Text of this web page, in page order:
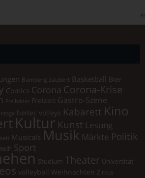
Bamberg zaubert Basketball Bier
Comics Corona Corona-Krise
Freibäder Freizeit Gastro-Szene
heitec volleys Kabarett Kino
Kultur Kunst Lesung
Musicals Musik Märkte Politik
Sport
Studium Theater Universität
volleyball Weihnachten Zirkus